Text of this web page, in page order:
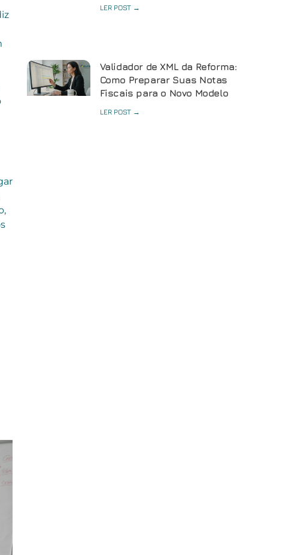
LER POST →
Validador de XML da Reforma:
Como Preparar Suas Notas
Fiscais para o Novo Modelo
LER POST →